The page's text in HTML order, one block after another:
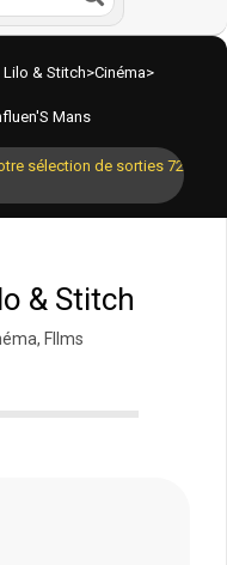
Lilo & Stitch>Cinéma>
Mans
sélection de sorties 72 pour
& Stitch
, FIlms